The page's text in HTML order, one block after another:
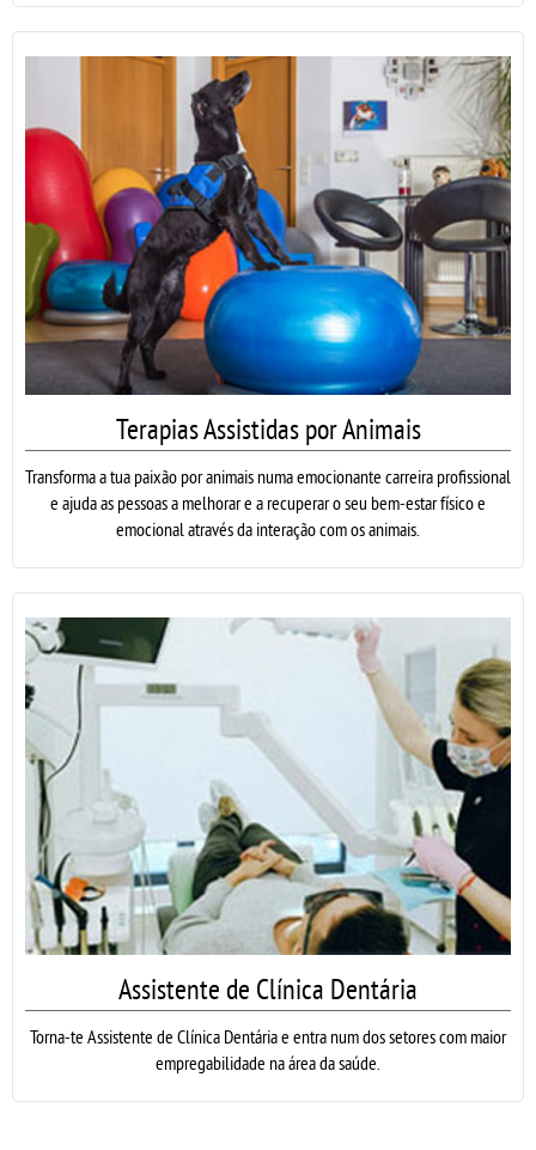
Terapias Assistidas por Animais
Transforma a tua paixão por animais numa emocionante carreira profissional
e ajuda as pessoas a melhorar e a recuperar o seu bem-estar físico e
emocional através da interação com os animais.
Assistente de Clínica Dentária
Torna-te Assistente de Clínica Dentária e entra num dos setores com maior
empregabilidade na área da saúde.